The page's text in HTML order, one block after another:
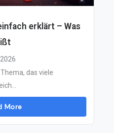
erklärt – Was
das viele
More